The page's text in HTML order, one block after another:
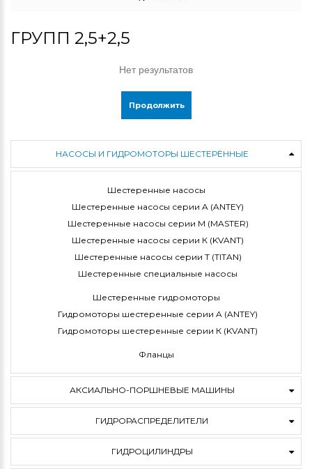
ГРУПП 2,5+2,5
Нет результатов
Продолжить
НАСОСЫ И ГИДРОМОТОРЫ ШЕСТЕРЁННЫЕ
Шестеренные насосы
Шестеренные насосы серии A (ANTEY)
Шестеренные насосы серии M (MASTER)
Шестеренные насосы серии К (KVANT)
Шестеренные насосы серии Т (TITAN)
Шестеренные специальные насосы
Шестеренные гидромоторы
Гидромоторы шестеренные серии A (ANTEY)
Гидромоторы шестеренные серии К (KVANT)
Фланцы
АКСИАЛЬНО-ПОРШНЕВЫЕ МАШИНЫ
ГИДРОРАСПРЕДЕЛИТЕЛИ
ГИДРОЦИЛИНДРЫ